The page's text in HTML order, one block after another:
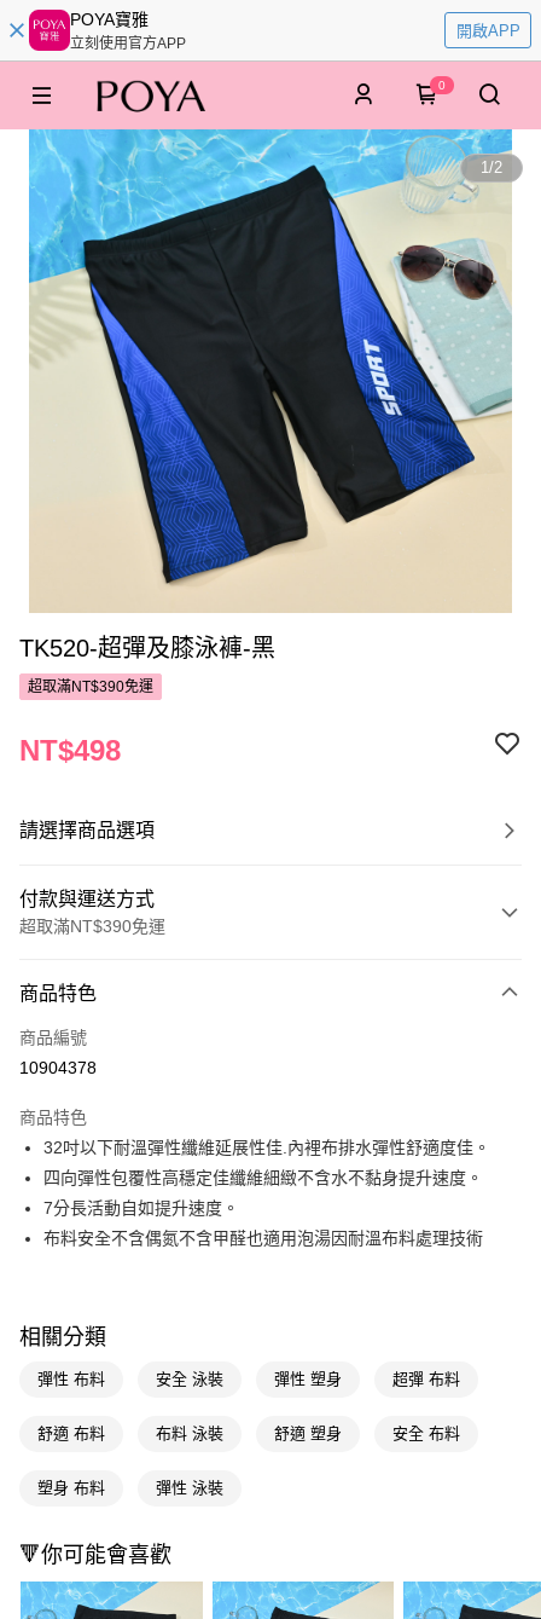
POYA寶雅
立刻使用官方APP
開啟APP
0
1/2
TK520-超彈及膝泳褲-黑
超取滿NT$390免運
NT$498
請選擇商品選項
付款與運送方式
超取滿NT$390免運
POYA支付
信用卡一次付款
LINE Pay
Apple Pay
街口支付
【關於「AFTEE先享後付」】
AFTEE先享後付是「在收到商品之後才付款」的支付方式。 讓您購物簡單
１．簡單：不需註冊會員、不需綁卡、不需儲值。
１．於結帳方式選擇「AFTEE先享後付」後，將跳轉至「AFTEE先享後付」
即享券
運送方式
全家取貨付款
商品特色
商品編號
10904378
商品特色
32吋以下耐溫彈性纖維延展性佳.內裡布排水彈性舒適度佳。
四向彈性包覆性高穩定佳纖維細緻不含水不黏身提升速度。
7分長活動自如提升速度。
布料安全不含偶氮不含甲醛也適用泡湯因耐溫布料處理技術
相關分類
彈性 布料 安全 泳裝 彈性 塑身 超彈 布料
舒適 布料 布料 泳裝 舒適 塑身 安全 布料
塑身 布料 彈性 泳裝
🔻你可能會喜歡